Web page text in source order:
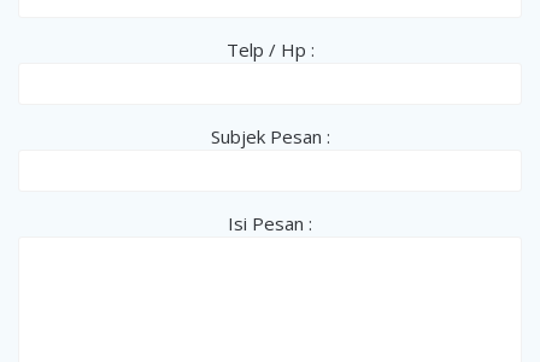
Telp / Hp :
Subjek Pesan :
Isi Pesan :